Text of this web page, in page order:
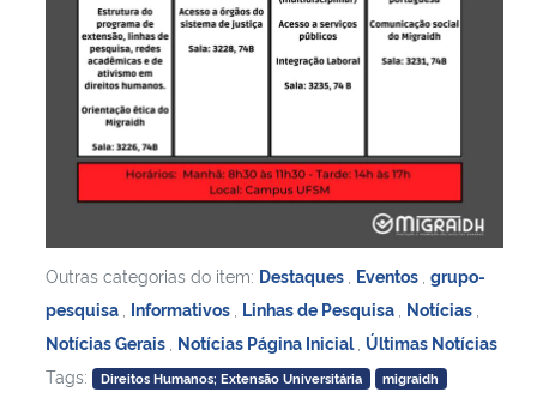
Outras categorias do item: Destaques Eventos grupo-
pesquisa Informativos Linhas de Pesquisa Notícias
Notícias Gerais Notícias Página Inicial Últimas Notícias
Tags:
Direitos Humanos; Extensão Universitária migraidh